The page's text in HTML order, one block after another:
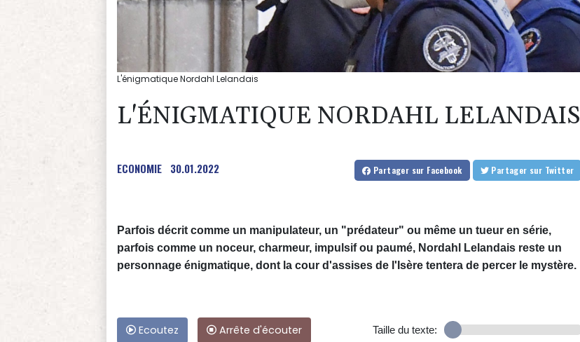
L'énigmatique Nordahl Lelandais
L'ÉNIGMATIQUE NORDAHL LELANDAIS
ECONOMIE 30.01.2022 Partager sur Facebook Partager sur Twitter
Parfois décrit comme un manipulateur, un "prédateur" ou même un tueur en série,
parfois comme un noceur, charmeur, impulsif ou paumé, Nordahl Lelandais reste un
personnage énigmatique, dont la cour d'assises de l'Isère tentera de percer le mystère.
Ecoutez Arrête d'écouter Taille du texte: